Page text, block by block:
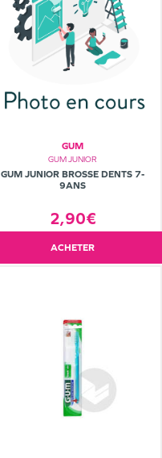
GUM
GUM JUNIOR
GUM JUNIOR BROSSE DENTS 7-
9ANS
2,90€
ACHETER